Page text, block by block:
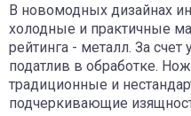
В новомодных дизайнах
холодные и практичные
рейтинга - металл. За
податлив в обработке.
традиционные и
подчеркивающие